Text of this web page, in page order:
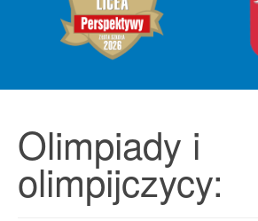
Olimpiady i
olimpijczycy: